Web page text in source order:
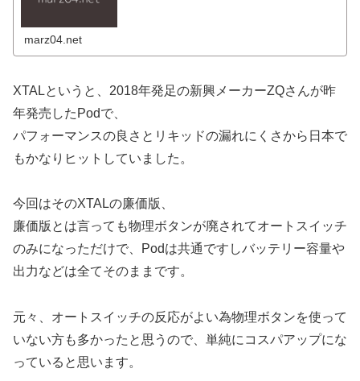
marz04.net
XTALというと、2018年発足の新興メーカーZQさんが昨
年発売したPodで、
パフォーマンスの良さとリキッドの漏れにくさから日本で
もかなりヒットしていました。
今回はそのXTALの廉価版、
廉価版とは言っても物理ボタンが廃されてオートスイッチ
のみになっただけで、Podは共通ですしバッテリー容量や
出力などは全てそのままです。
元々、オートスイッチの反応がよい為物理ボタンを使って
いない方も多かったと思うので、単純にコスパアップにな
っていると思います。